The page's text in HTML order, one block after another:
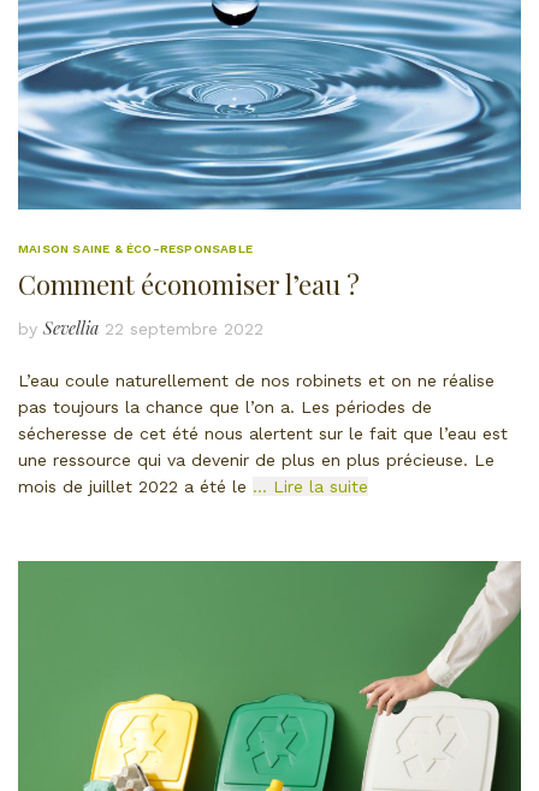
MAISON SAINE & ÉCO-RESPONSABLE
Comment économiser l’eau ?
by Sevellia 22 septembre 2022
L’eau coule naturellement de nos robinets et on ne réalise
pas toujours la chance que l’on a. Les périodes de
sécheresse de cet été nous alertent sur le fait que l’eau est
une ressource qui va devenir de plus en plus précieuse. Le
mois de juillet 2022 a été le … Lire la suite